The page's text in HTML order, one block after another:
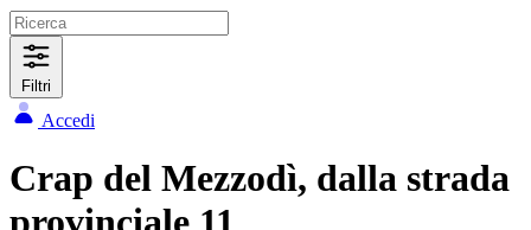
Filtri
Accedi
Crap del Mezzodì, dalla strada